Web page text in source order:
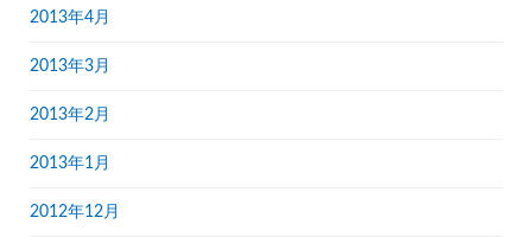
2013年4月
2013年3月
2013年2月
2013年1月
2012年12月